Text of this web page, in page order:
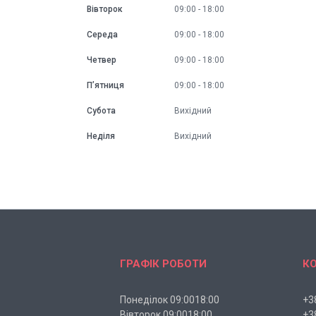
Вівторок 09:00 18:00
Середа 09:00 18:00
Четвер 09:00 18:00
Пʼятниця 09:00 18:00
Субота Вихідний
Неділя Вихідний
ГРАФІК РОБОТИ
Понеділок 09:0018:00